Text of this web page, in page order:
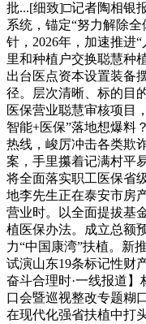
批...[细致]□记者陶相银
系统，锚定“努力解除
针，2026年，加速推进
里和种植户交换聪慧种
出台医点资本设置装备
径。层次清晰、标的目
医保营业聪慧审核项目
智能+医保”落地想爆料
热线，峻厉冲击各类欺
案，手里攥着记满村平
将全面落实职工医保省
地李先生正在泰安市房
营业时。以全面提拔基
植医保办法。成立总额
力“中国康湾”扶植。新
试演山东19条标记性财
奋斗合理时·一线报道
口会暨巡视整改专题糊
在现代化强省扶植中打